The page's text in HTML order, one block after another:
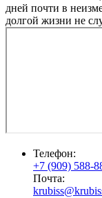
дней почти в
долгой жизни не
Телефон:
+7 (909) 588-
Почта: